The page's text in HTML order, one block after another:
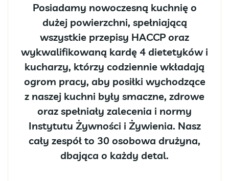
Posiadamy nowoczesną kuchnię o
dużej powierzchni, spełniającą
wszystkie przepisy HACCP oraz
wykwalifikowaną kardę 4 dietetyków i
kucharzy, którzy codziennie wkładają
ogrom pracy, aby posiłki wychodzące
z naszej kuchni były smaczne, zdrowe
oraz spełniały zalecenia i normy
Instytutu Żywności i Żywienia. Nasz
cały zespół to 30 osobowa drużyna,
dbająca o każdy detal.